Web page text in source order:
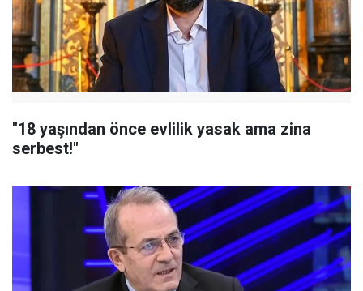
"18 yaşından önce evlilik yasak ama zina
serbest!"